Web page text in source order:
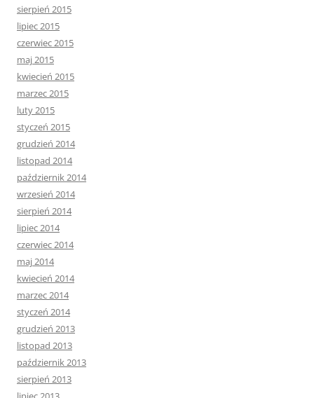
sierpień 2015
lipiec 2015
czerwiec 2015
maj 2015
kwiecień 2015
marzec 2015
luty 2015
styczeń 2015
grudzień 2014
listopad 2014
październik 2014
wrzesień 2014
sierpień 2014
lipiec 2014
czerwiec 2014
maj 2014
kwiecień 2014
marzec 2014
styczeń 2014
grudzień 2013
listopad 2013
październik 2013
sierpień 2013